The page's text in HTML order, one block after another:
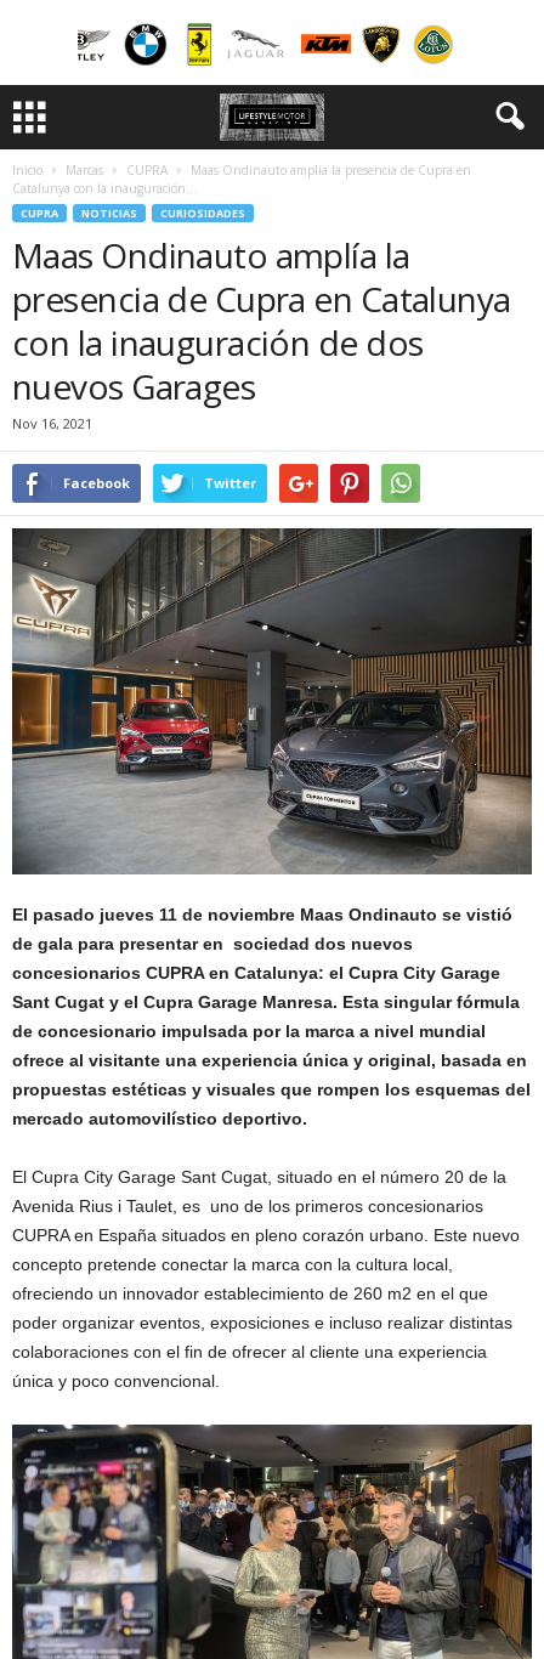
Inicio Marcas CUPRA
Maas Ondinauto amplía la presencia de Cupra en
Catalunya con la inauguración...
CUPRA NOTICIAS CURIOSIDADES
Maas Ondinauto amplía la
presencia de Cupra en Catalunya
con la inauguración de dos
nuevos Garages
Nov 16, 2021
Facebook Twitter
El pasado jueves 11 de noviembre Maas Ondinauto se vistió
de gala para presentar en sociedad dos nuevos
concesionarios CUPRA en Catalunya: el Cupra City Garage
Sant Cugat y el Cupra Garage Manresa. Esta singular fórmula
de concesionario impulsada por la marca a nivel mundial
ofrece al visitante una experiencia única y original, basada en
propuestas estéticas y visuales que rompen los esquemas del
mercado automovilístico deportivo.
El Cupra City Garage Sant Cugat, situado en el número 20 de la
Avenida Rius i Taulet, es uno de los primeros concesionarios
CUPRA en España situados en pleno corazón urbano. Este nuevo
concepto pretende conectar la marca con la cultura local,
ofreciendo un innovador establecimiento de 260 m2 en el que
poder organizar eventos, exposiciones e incluso realizar distintas
colaboraciones con el fin de ofrecer al cliente una experiencia
única y poco convencional.